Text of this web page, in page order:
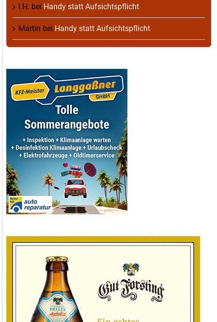
I.H. bei Handy statt Aufsichtspflicht
Martin bei Handy statt Aufsichtspflicht